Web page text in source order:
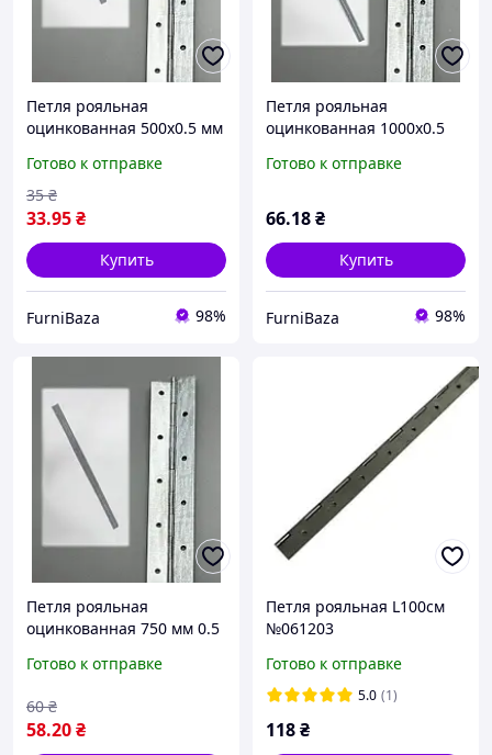
Петля рояльная
оцинкованная 500х0.5 мм
деревянной мебели,
шкафов и столов
Готово к отправке
33.95₴
35 ₴
Купить
FurniBaza 98%
Петля рояльная
оцинкованная 1000х0.5
дверок шкафов, крышек
Готово к отправке
66.18₴
Купить
FurniBaza 98%
Петля рояльная
оцинкованная 750 мм 0.5
поворотная
Готово к отправке
58.20₴
60 ₴
Петля рояльная L100см
№061203
Готово к отправке
5.0 (1)
118₴